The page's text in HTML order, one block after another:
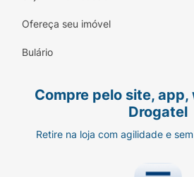
Ofereça seu imóvel
Bulário
Compre pelo site,
Drogatel
Retire na loja com agilidade e